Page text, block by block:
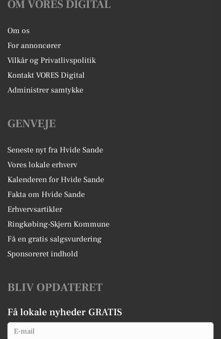
OM VORES DIGITAL
Om os
For annoncører
Vilkår og Privatlivspolitik
Kontakt VORES Digital
Administrer samtykke
GENVEJE
Seneste nyt fra Hvide Sande
Vores lokale erhverv
Kalenderen for Hvide Sande
Fakta om Hvide Sande
Erhvervsartikler
Ringkøbing-Skjern Kommune
Få en gratis salgsvurdering
Sponsoreret indhold
BLIV OPDATERET
Få lokale nyheder GRATIS
Email